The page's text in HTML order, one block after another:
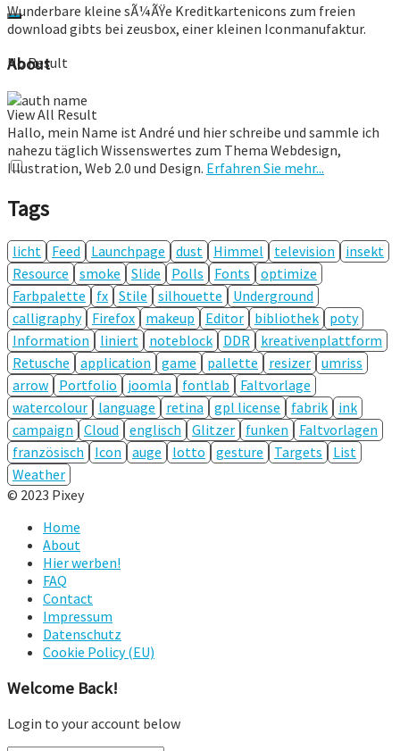
No Result
View All Result
Wunderbare kleine sÃ¼ÃŸe Kreditkartenicons zum freien
download gibts bei zeusbox, einer kleinen Iconmanufaktur.
About
Hallo, mein Name ist André und hier schreibe und sammle ich
nahezu täglich Wissenswertes zum Thema Webdesign,
Illustration, Web 2.0 und Design. Erfahren Sie mehr...
Tags
licht Feed Launchpage dust Himmel television
insekt
Resource
smoke Slide Polls Fonts
optimize
Farbpalette
fx Stile silhouette
Underground
calligraphy
Firefox makeup Editor bibliothek
poty
Information
liniert noteblock DDR
kreativenplattform
Retusche
application game pallette resizer umriss
arrow
Portfolio joomla fontlab
Faltvorlage
watercolour
language retina gpl license fabrik
ink
campaign
Cloud englisch Glitzer funken
Faltvorlagen
französisch
Icon auge lotto gesture Targets
List
Weather
© 2023 Pixey
Home
About
Hier werben!
FAQ
Contact
Impressum
Datenschutz
Cookie Policy (EU)
Welcome Back!
Login to your account below